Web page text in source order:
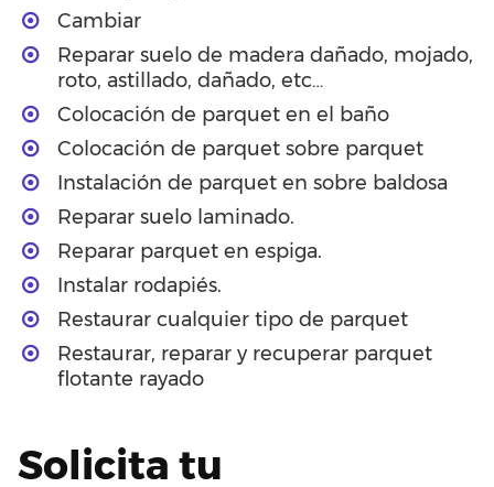
Cambiar
Reparar suelo de madera dañado, mojado,
roto, astillado, dañado, etc…
Colocación de parquet en el baño
Colocación de parquet sobre parquet
Instalación de parquet en sobre baldosa
Reparar suelo laminado.
Reparar parquet en espiga.
Instalar rodapiés.
Restaurar cualquier tipo de parquet
Restaurar, reparar y recuperar parquet
flotante rayado
Solicita tu